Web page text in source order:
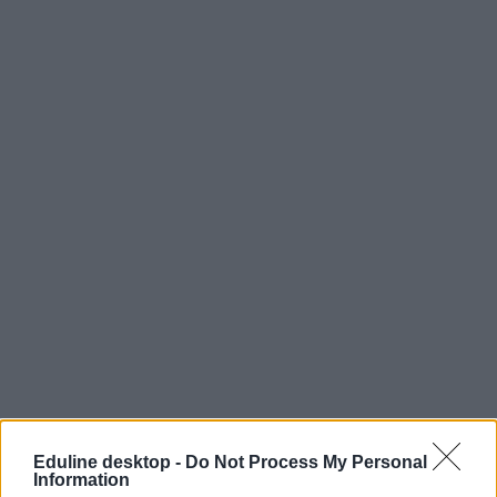
Eduline desktop - Do Not Process My Personal
Information
bombariadó
bombariadó iskola
budapesti gimnáziumok